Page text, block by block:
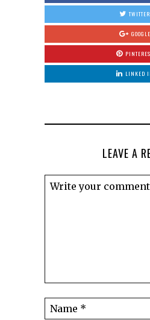
TWITTER
GOOGLE
LINKED
LEAVE A